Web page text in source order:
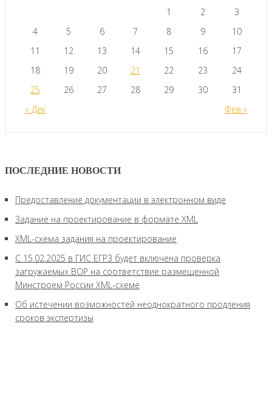
« Дек Фев »
1 2
3
4
5 6 7 8 9
10
11
12 13 14 15 16
17
18
19 20 21 22 23
24
25
26 27 28 29 30 31
ПОСЛЕДНИЕ НОВОСТИ
Предоставление документации в электронном виде
Задание на проектирование в формате XML
XML-схема задания на проектирование
C 15.02.2025 в ГИС ЕГРЗ будет включена проверка
загружаемых ВОР на соответствие размещенной
Минстроем России XML-схеме
Об истечении возможностей неоднократного продления
сроков экспертизы